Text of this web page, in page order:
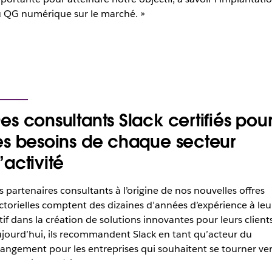
QG numérique sur le marché. »
consultants Slack certifiés
besoins de chaque secteur
partenaires consultants à l’origine de nos nouvelles offres
comptent des dizaines d’années d’expérience à
dans la création de solutions innovantes pour leurs
ils recommandent Slack en tant qu’acteur du
pour les entreprises qui souhaitent se tourner